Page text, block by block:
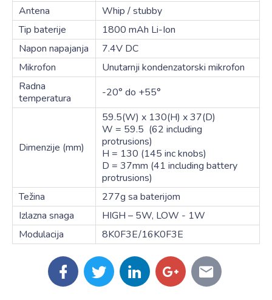
Antena
Whip / stubby
Tip baterije
1800 mAh Li-Ion
Napon napajanja
7.4V DC
Mikrofon
Unutarnji kondenzatorski mikrofon
Radna
temperatura
-20° do +55°
Dimenzije (mm)
59.5(W) x 130(H) x 37(D)
W = 59.5 (62 including
protrusions)
H = 130 (145 inc knobs)
D = 37mm (41 including battery
protrusions)
Težina
277g sa baterijom
Izlazna snaga
HIGH – 5W, LOW - 1W
Modulacija
8K0F3E/16K0F3E